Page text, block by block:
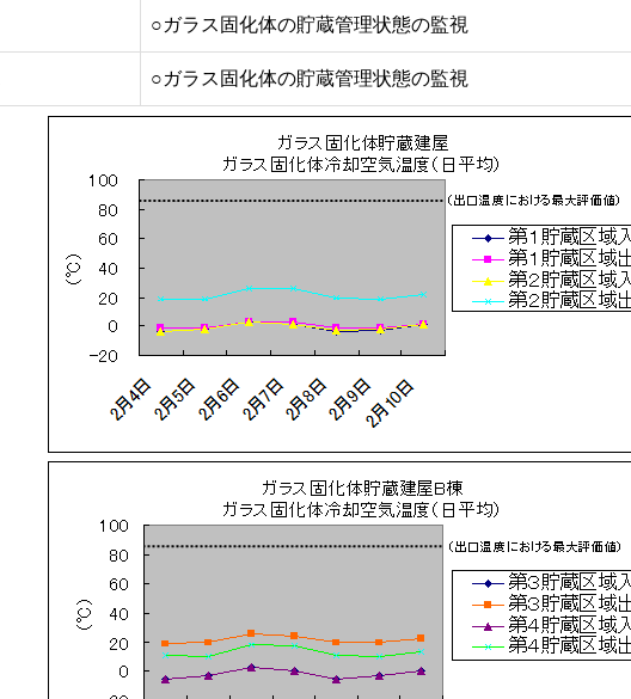
○ガラス固化体の貯蔵管理状態の監視
○ガラス固化体の貯蔵管理状態の監視